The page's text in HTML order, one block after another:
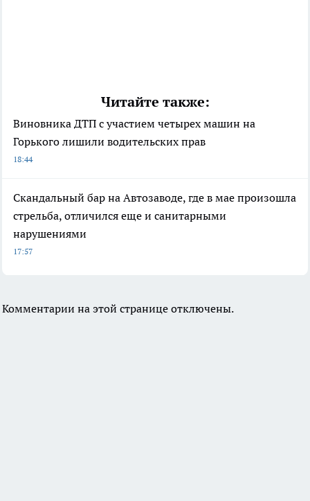
Читайте также:
Виновника ДТП с участием четырех машин на
Горького лишили водительских прав
18:44
Скандальный бар на Автозаводе, где в мае произошла
стрельба, отличился еще и санитарными
нарушениями
17:57
Комментарии на этой странице отключены.